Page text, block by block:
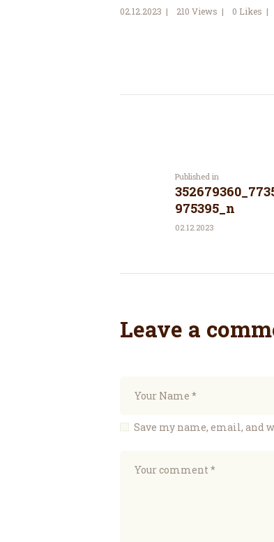
02.12.2023 210 Views 0 Likes
Published in
post:
975395_n
02.12.2023
Leave a
Save my name, email, and